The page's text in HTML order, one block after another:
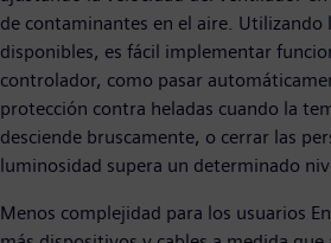
de contaminantes en el aire. Utilizando
disponibles, es fácil implementar
controlador, como pasar
protección contra heladas cuando la
desciende bruscamente, o cerrar las
luminosidad supera un determinado
Menos complejidad para los usuarios